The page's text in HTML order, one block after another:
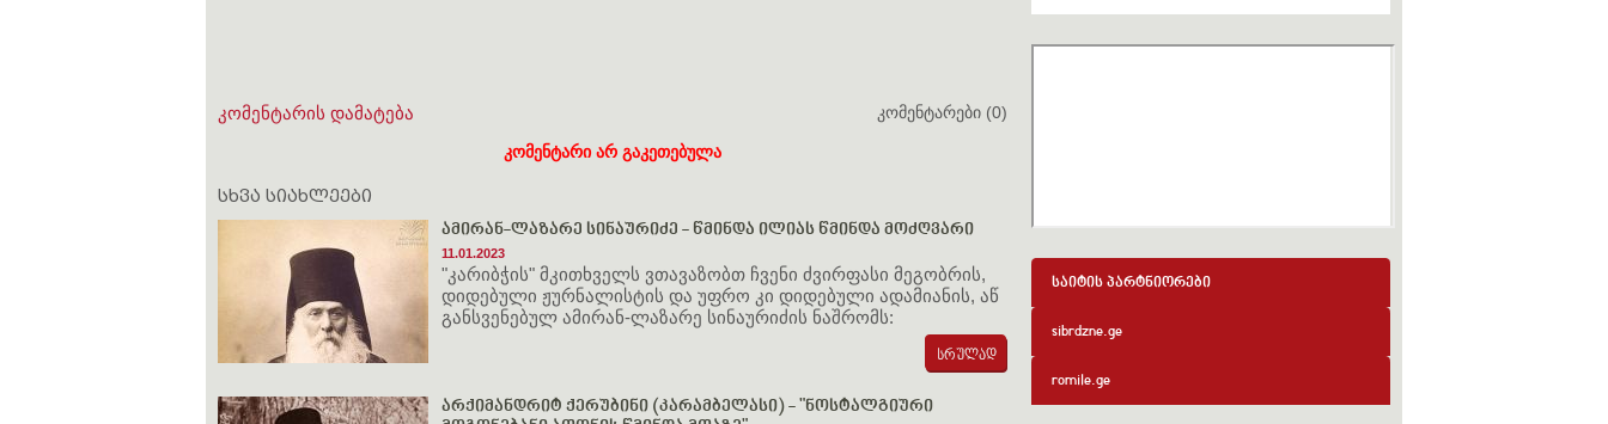
კომენტარის დამატება კომენტარები (0)
კომენტარი არ გაკეთებულა
სხვა სიახლეები
ამირან-ლაზარე სინაურიძე - წმინდა ილიას წმინდა მოძღვარი
11.01.2023
"კარიბჭის" მკითხველს ვთავაზობთ ჩვენი ძვირფასი მეგობრის,
დიდებული ჟურნალისტის და უფრო კი დიდებული ადამიანის, აწ
განსვენებულ ამირან-ლაზარე სინაურიძის ნაშრომს:
არქიმანდრიტ ქერუბინი (კარამბელასი) - "ნოსტალგიური
საიტის პარტნიორები
sibrdzne.ge
romile.ge